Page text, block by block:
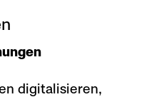
digitalisieren,